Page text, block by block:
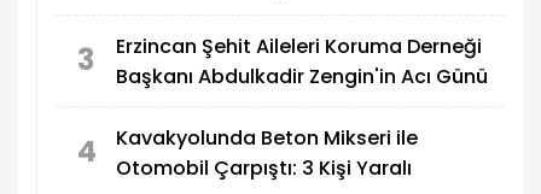
3
Erzincan Şehit Aileleri Koruma Derneği
Başkanı Abdulkadir Zengin'in Acı Günü
4
Kavakyolunda Beton Mikseri ile
Otomobil Çarpıştı: 3 Kişi Yaralı